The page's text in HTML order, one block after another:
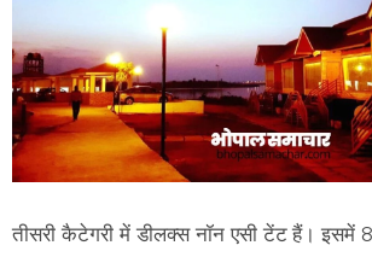
तीसरी कैटेगरी में डीलक्स नॉन एसी टेंट हैं। इसमें